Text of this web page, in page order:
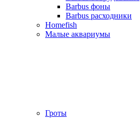
Barbus фоны
Barbus расходники
Homefish
Малые аквариумы
Гроты